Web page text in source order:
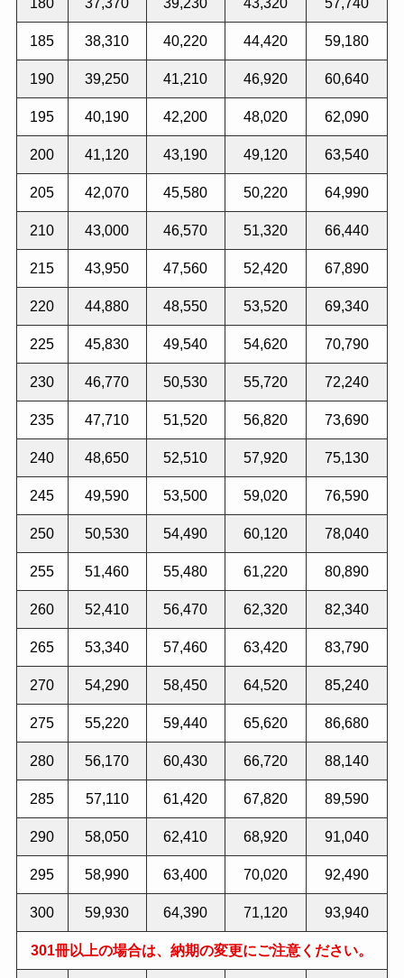
185 38,310 40,220 44,420 59,180
190 39,250 41,210 46,920 60,640
195 40,190 42,200 48,020 62,090
200 41,120 43,190 49,120 63,540
205 42,070 45,580 50,220 64,990
210 43,000 46,570 51,320 66,440
215 43,950 47,560 52,420 67,890
220 44,880 48,550 53,520 69,340
225 45,830 49,540 54,620 70,790
230 46,770 50,530 55,720 72,240
235 47,710 51,520 56,820 73,690
240 48,650 52,510 57,920 75,130
245 49,590 53,500 59,020 76,590
250 50,530 54,490 60,120 78,040
255 51,460 55,480 61,220 80,890
260 52,410 56,470 62,320 82,340
265 53,340 57,460 63,420 83,790
270 54,290 58,450 64,520 85,240
275 55,220 59,440 65,620 86,680
280 56,170 60,430 66,720 88,140
285 57,110 61,420 67,820 89,590
290 58,050 62,410 68,920 91,040
295 58,990 63,400 70,020 92,490
300 59,930 64,390 71,120 93,940
301冊以上の場合は、納期の変更にご注意ください。